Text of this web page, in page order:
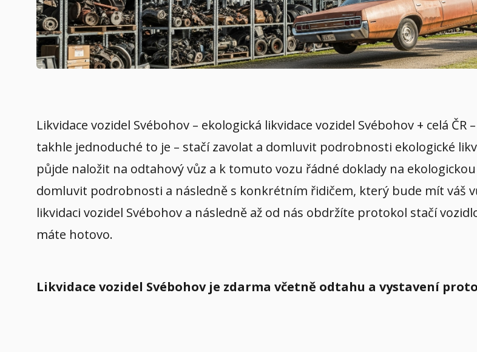
Likvidace vozidel Svébohov – ekologická likvidace vozidel Svébohov + celá
takhle jednoduché to je – stačí zavolat a domluvit podrobnosti ekologické
půjde naložit na odtahový vůz a k tomuto vozu řádné doklady na
domluvit podrobnosti a následně s konkrétním řidičem, který bude mít váš
likvidaci vozidel Svébohov a následně až od nás obdržíte protokol stačí
máte hotovo.
Likvidace vozidel Svébohov je zdarma včetně odtahu a vystavení